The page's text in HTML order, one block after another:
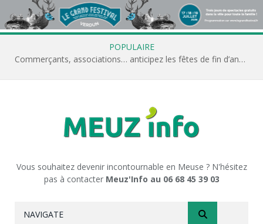
POPULAIRE
Commerçants, associations… anticipez les fêtes de fin d’année avec Meuz’Info
Vous souhaitez devenir incontournable en Meuse ? N'hésitez
pas à contacter Meuz'Info au 06 68 45 39 03
NAVIGATE